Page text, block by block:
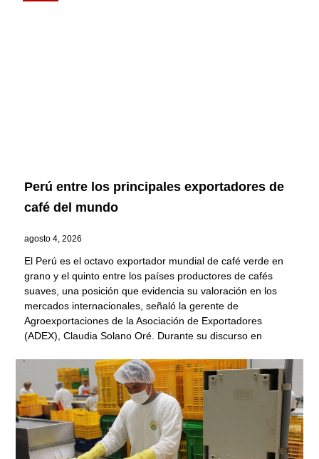
Perú entre los principales exportadores de
café del mundo
agosto 4, 2026
El Perú es el octavo exportador mundial de café verde en
grano y el quinto entre los países productores de cafés
suaves, una posición que evidencia su valoración en los
mercados internacionales, señaló la gerente de
Agroexportaciones de la Asociación de Exportadores
(ADEX), Claudia Solano Oré. Durante su discurso en